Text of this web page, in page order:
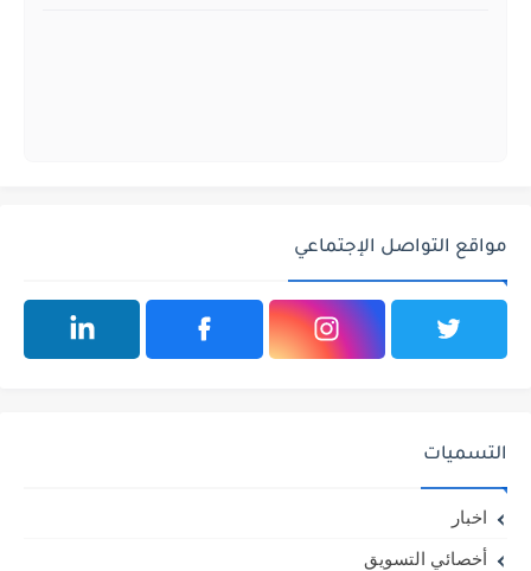
مواقع التواصل الإجتماعي
التسميات
اخبار
أخصائي التسويق